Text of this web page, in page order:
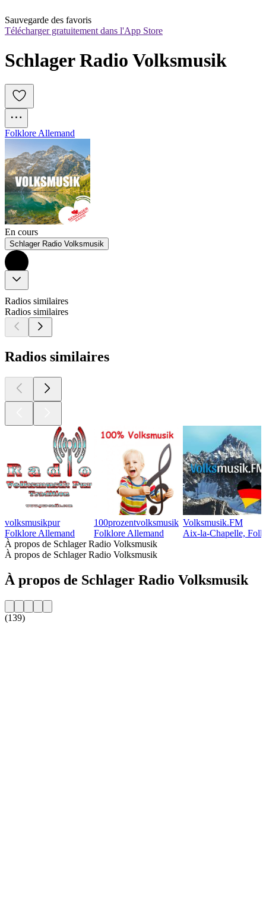
Sauvegarde des favoris
Télécharger gratuitement dans l'App Store
Schlager Radio Volksmusik
Folklore Allemand
En cours
Schlager Radio Volksmusik
Radios similaires
Radios similaires
Radios similaires
volksmusikpur
Folklore Allemand
100prozentvolksmusik
Folklore Allemand
Volksmusik.FM
Aix-la-Chapelle,
À propos de Schlager Radio Volksmusik
À propos de Schlager Radio Volksmusik
À propos de Schlager Radio Volksmusik
(139)